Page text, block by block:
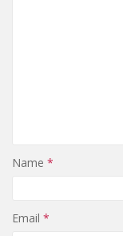
Name *
Email *